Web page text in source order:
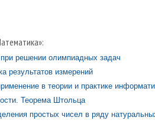
решении олимпиадных задач
результатов измерений
в теории и практике
Теорема Штольца
простых чисел в ряду